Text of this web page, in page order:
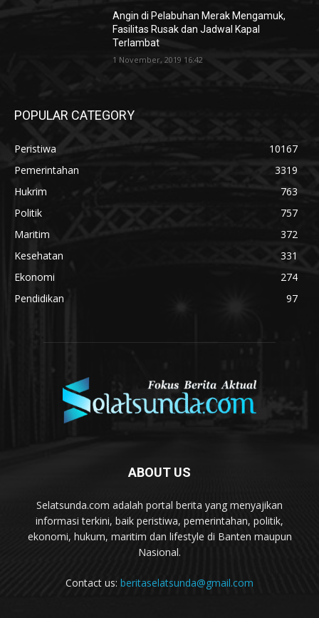
Angin di Pelabuhan Merak Mengamuk,
Fasilitas Rusak dan Jadwal Kapal
Terlambat
1 November, 2019 16:42
POPULAR CATEGORY
Peristiwa
10167
Pemerintahan
3319
Hukrim
763
Politik
757
Maritim
372
Kesehatan
331
Ekonomi
274
Pendidikan
97
ABOUT US
Selatsunda.com adalah portal berita yang menyajikan
informasi terkini, baik peristiwa, pemerintahan, politik,
ekonomi, hukum, maritim dan lifestyle di Banten maupun
Nasional.
Contact us: beritaselatsunda@gmail.com